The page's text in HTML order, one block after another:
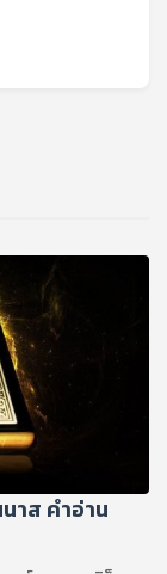
าส คำอ่าน